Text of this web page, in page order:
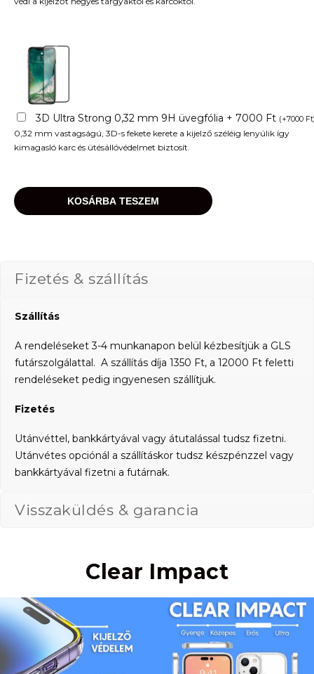
3D Ultra Strong 0,32 mm 9H üvegfólia + 7000 Ft (+7000 Ft
0,32 mm vastagságú, 3D-s fekete kerete a kijelző széléig lenyúlik így
kimagasló karc és ütésállóvédelmet biztosít.
KOSÁRBA TESZEM
Fizetés & szállítás
Szállítás
A rendeléseket 3-4 munkanapon belül kézbesítjük a GLS
futárszolgálattal. A szállítás díja 1350 Ft, a 12000 Ft feletti
rendeléseket pedig ingyenesen szállítjuk.
Fizetés
Utánvéttel, bankkártyával vagy átutalással tudsz fizetni.
Utánvétes opciónál a szállításkor tudsz készpénzzel vagy
bankkártyával fizetni a futárnak.
Visszaküldés & garancia
Clear Impact